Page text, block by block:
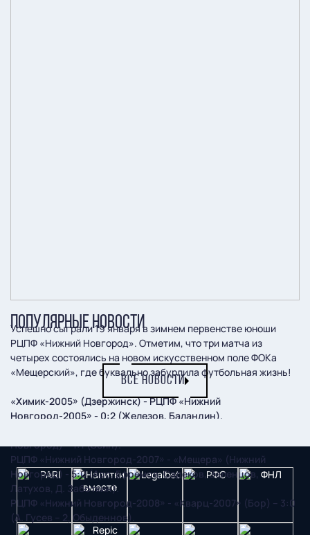
Успешно сыграли 19 января в зимнем первенстве юноши
РЦПФ «Нижний Новгород». Отметим, что три матча из
четырех состоялись на новом искусственном поле ФОКа
«Мещерский», где буквально забурлила футбольная жизнь!
«Химик-2005» (Дзержинск) - РЦПФ «Нижний
Новгород-2005» - 0:2 (Железов, Баландин).
Новгород) – 1:1 (Осин).
РЦПФ «Нижний Новгород-2007» - «Мещера» (Нижний
Новгород) - 5:0 (Арс. Ефремов, Садеков, Зеленцов,
Латухов, Д. Заботкин).
РЦПФ «Нижний Новгород-2008» - «Кварц-2007» (Бор) – 3:0
(А. Гусев – 2, Обыденнов).
ПОПУЛЯРНЫЕ НОВОСТИ
ВСЕ НОВОСТИ